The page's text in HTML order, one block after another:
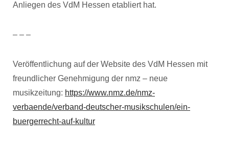
Anliegen des VdM Hessen etabliert hat.
– – –
Veröffentlichung auf der Website des VdM Hessen mit
freundlicher Genehmigung der nmz – neue
musikzeitung: https://www.nmz.de/nmz-
verbaende/verband-deutscher-musikschulen/ein-
buergerrecht-auf-kultur